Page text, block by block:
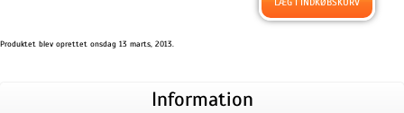
Produktet blev oprettet onsdag 13 marts, 2013.
Information